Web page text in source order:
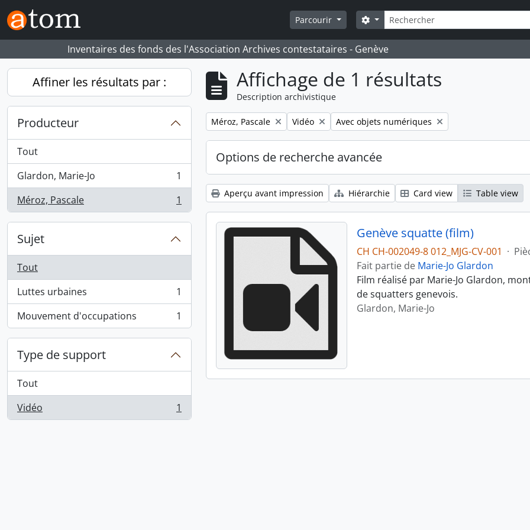
Skip to main content
Parcourir
Rechercher
Search options
Inventaires des fonds des l'Association Archives contestataires - Genève
Affiner les résultats par :
Producteur
Tout
Glardon, Marie-Jo
, 1 résultats
1
Méroz, Pascale
, 1 résultats 1
Sujet
Tout
Luttes urbaines
, 1 résultats
1
Mouvement d'occupations
, 1 résultats 1
Type de support
Tout
Vidéo
, 1 résultats 1
Affichage de 1 résultats
Description archivistique
Remove filter:
Méroz, Pascale Remove filter:
Vidéo Remove filter:
Avec objets numériques
Options de recherche avancée
Aperçu avant impression Hiérarchie Card view Table view
Genève squatte (film)
CH CH-002049-8 012_MJG-CV-001 ·
Fait partie de Marie-Jo Glardon
Film réalisé par Marie-Jo Glardon,
de squatters genevois.
Glardon, Marie-Jo